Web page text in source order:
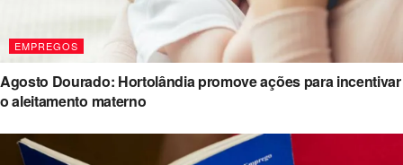
EMPREGOS
Agosto Dourado: Hortolândia promove ações para incentivar
o aleitamento materno